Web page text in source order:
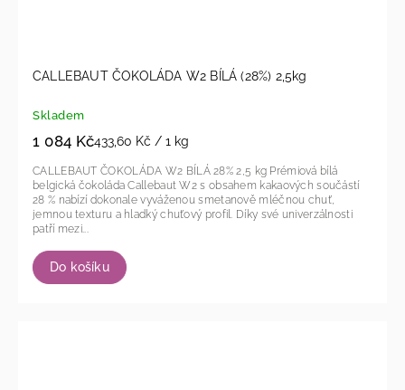
CALLEBAUT ČOKOLÁDA W2 BÍLÁ (28%) 2,5kg
Skladem
1 084 Kč433,60 Kč / 1 kg
Do košíku
CALLEBAUT ČOKOLÁDA W2 BÍLÁ 28% 2,5 kg Prémiová bílá
belgická čokoláda Callebaut W2 s obsahem kakaových součástí
28 % nabízí dokonale vyváženou smetanově mléčnou chuť,
jemnou texturu a hladký chuťový profil. Díky své univerzálnosti
patří mezi...